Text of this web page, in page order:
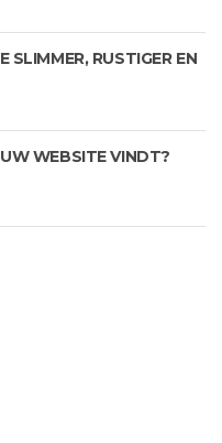
SLIMMER, RUSTIGER EN
WEBSITE VINDT?